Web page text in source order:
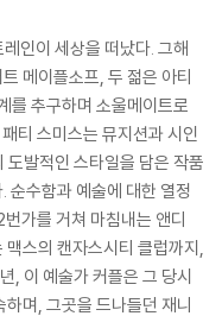
인이 세상을 떠났다. 그해
메이플소프, 두 젊은 아티
를 추구하며 소울메이트로
티 스미스는 뮤지션과 시인
발적인 스타일을 담은 작품
순수함과 예술에 대한 열정
가를 거쳐 마침내는 앤디
스의 캔자스시티 클럽까지,
, 이 예술가 커플은 그 당시
며, 그곳을 드나들던 재니